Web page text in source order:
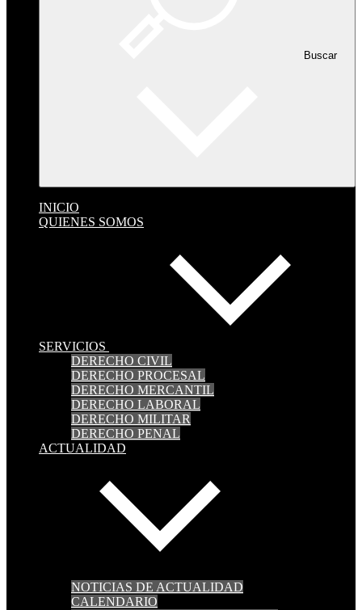
Buscar
INICIO
QUIENES SOMOS
SERVICIOS
DERECHO CIVIL
DERECHO PROCESAL
DERECHO MERCANTIL
DERECHO LABORAL
DERECHO MILITAR
DERECHO PENAL
ACTUALIDAD
NOTICIAS DE ACTUALIDAD
CALENDARIO